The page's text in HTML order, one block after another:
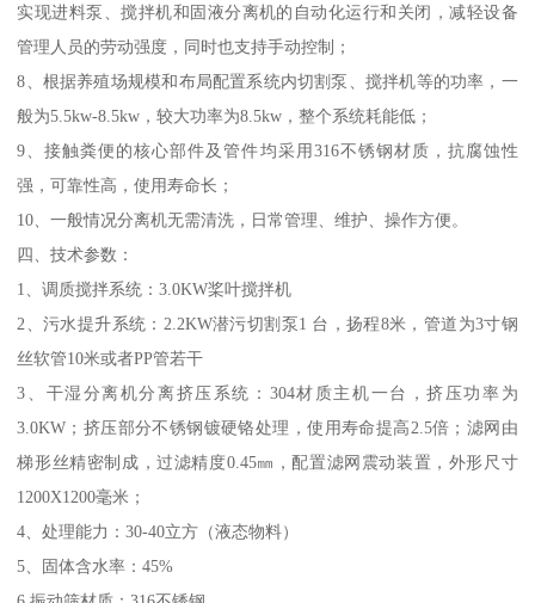
实现进料泵、搅拌机和固液分离机的自动化运行和关闭，减轻设备
管理人员的劳动强度，同时也支持手动控制；
8、根据养殖场规模和布局配置系统内切割泵、搅拌机等的功率，一
般为5.5kw-8.5kw，较大功率为8.5kw，整个系统耗能低；
9、接触粪便的核心部件及管件均采用316不锈钢材质，抗腐蚀性
强，可靠性高，使用寿命长；
10、一般情况分离机无需清洗，日常管理、维护、操作方便。
四、技术参数：
1、调质搅拌系统：3.0KW桨叶搅拌机
2、污水提升系统：2.2KW潜污切割泵1 台，扬程8米，管道为3寸钢
丝软管10米或者PP管若干
3、干湿分离机分离挤压系统：304材质主机一台，挤压功率为
3.0KW；挤压部分不锈钢镀硬铬处理，使用寿命提高2.5倍；滤网由
梯形丝精密制成，过滤精度0.45㎜，配置滤网震动装置，外形尺寸
1200X1200毫米；
4、处理能力：30-40立方（液态物料）
5、固体含水率：45%